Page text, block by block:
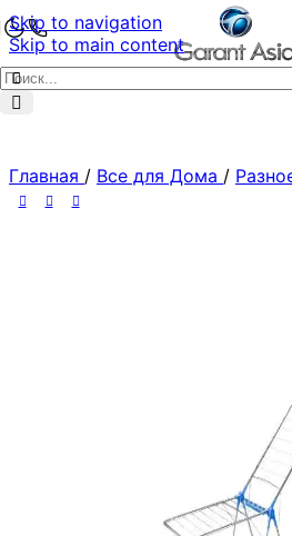
Skip to navigation
Skip to main content
Главная / Все для Дома /